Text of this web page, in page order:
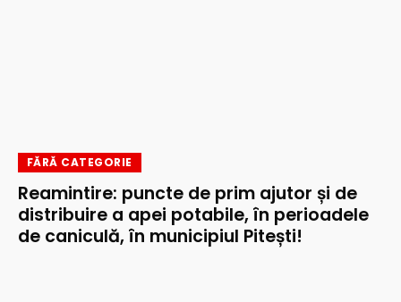
FĂRĂ CATEGORIE
Reamintire: puncte de prim ajutor și de
distribuire a apei potabile, în perioadele
de caniculă, în municipiul Pitești!